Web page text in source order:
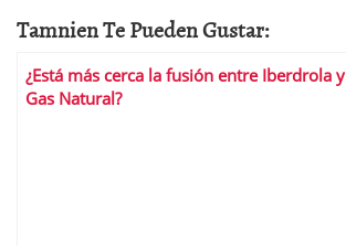
Tamnien Te Pueden Gustar:
¿Está más cerca la fusión entre Iberdrola y
Gas Natural?